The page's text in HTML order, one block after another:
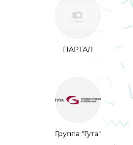
ПАРТАЛ
Группа "Гута"